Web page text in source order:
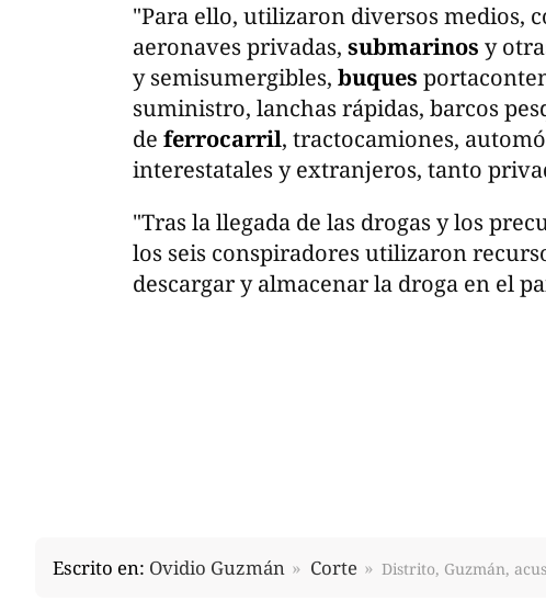
"Para ello, utilizaron diversos medios,
aeronaves privadas, submarinos y
y semisumergibles, buques
suministro, lanchas rápidas, barcos
de ferrocarril, tractocamiones,
interestatales y extranjeros, tanto
"Tras la llegada de las drogas y los
los seis conspiradores utilizaron
descargar y almacenar la droga en el
Escrito en: Ovidio Guzmán Corte Distrito, Guzmán,